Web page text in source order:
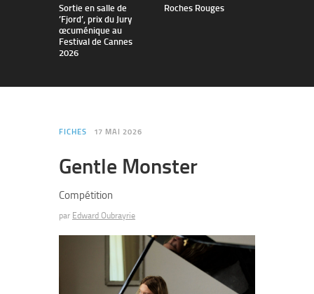
Sortie en salle de
’Fjord’, prix du Jury
œcuménique au
Festival de Cannes
2026
Roches Rouges
FICHES 17 MAI 2026
Gentle Monster
Compétition
par Edward Oubrayrie